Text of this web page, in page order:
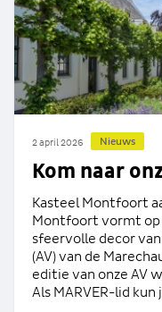
2 april 2026 Nieuws
Kom naar
Kasteel Montfoort
Montfoort vormt op
sfeervolle decor
(AV) van de
editie van onze AV
Als MARVER-lid